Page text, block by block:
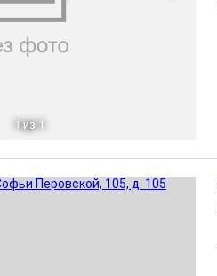
1 из 1